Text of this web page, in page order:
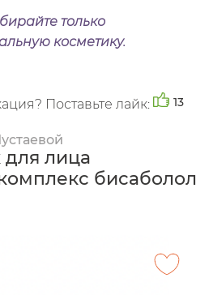
только
косметику.
Поставьте лайк: 13
для лица
бисаболол